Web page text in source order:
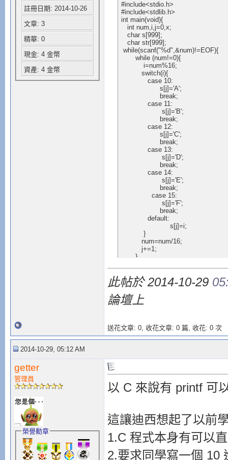
註冊日期: 2014-10-26
文章: 3
精華: 0
現金: 4 金幣
資產: 4 金幣
#include<stdio.h>
#include<stdlib.h>
int main(void){
   int num,i,j=0,x;
   char s[999];
   char str[999];
while(scanf("%d",&num)!=EOF){
       while (num!=0){
           i=num%16;
          switch(i){
             case 10:
                   s[j]='A';
                   break;
             case 11:
                    s[j]='B';
                   break;
             case 12:
                   s[j]='C';
                   break;
             case 13:
                    s[j]='D';
                   break;
             case 14:
                    s[j]='E';
                   break;
               case 15:
                    s[j]='F';
                   break;
             default:
           }
          num=num/16;
          j+=1;
       }
          printf("%s",s[i]);
       }
      j=0;
    return 0;
}
此帖於 2014-10-29
論壇上
送花文章: 0, 收花文章: 0 篇, 收花: 0 次
2014-10-29, 05:12 AM
getter
管理員
榮譽勳章
以 C 來說有 printf 可
這讓迪西想起了以前
1.C 程式本身有可以
2.要求同學寫一個 10